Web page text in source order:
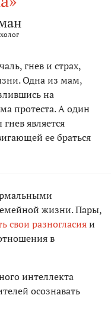
гнев и страх,
Одна из мам,
на
протеста. А один
является
ее браться
жизни. Пары,
свои разногласияи
в
интеллекта
осознавать